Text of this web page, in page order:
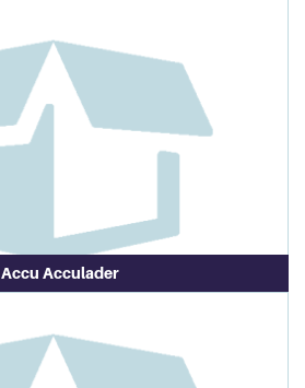
Accu Acculader